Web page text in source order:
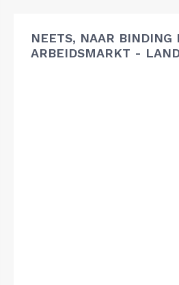
NEETS, NAAR BINDING
ARBEIDSMARKT -